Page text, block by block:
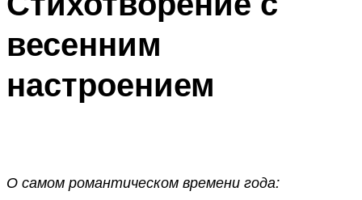
весенним
настроением
О самом романтическом времени года: